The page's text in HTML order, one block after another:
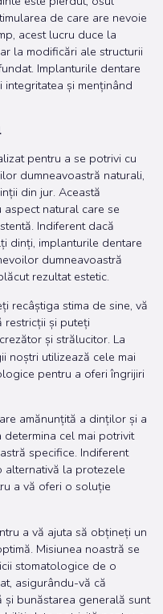
de care are nevoie
acest lucru duce la
la modificări ale structurii
Implanturile dentare
și menținând
pentru a se potrivi cu
dumneavoastră naturali,
din jur. Această
natural care se
Indiferent dacă
dinți, implanturile dentare
dumneavoastră
rezultat estetic.
recâștiga stima de sine, vă
restricții și puteți
și strălucitor. La
noștri utilizează cele mai
pentru a oferi îngrijiri
amănunțită a dinților și a
cel mai potrivit
specifice. Indiferent
alternativă la protezele
a vă oferi o soluție
a vă ajuta să obțineți un
Misiunea noastră se
stomatologice de o
asigurându-vă că
bunăstarea generală sunt